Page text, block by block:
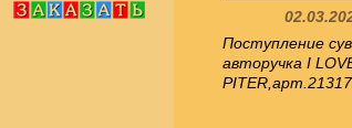
Поступление
авторучка I
PITER,арт.21317